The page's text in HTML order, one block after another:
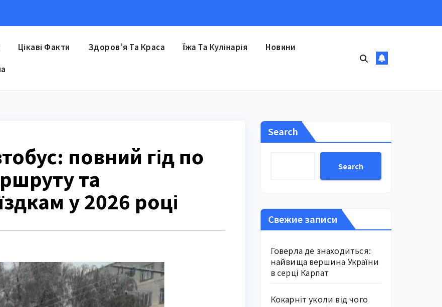
Цікаві Факти Здоров’я Та Краса Їжа Та Кулінарія Новини
повний гід по
та
у 2026 році
Search
Search
Свежие записи
Говерла де знаходиться:
найвища вершина України
в серці Карпат
Кокарніт уколи від чого